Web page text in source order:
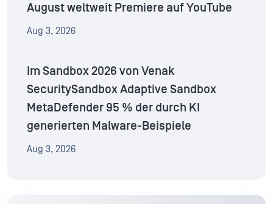
August weltweit Premiere auf YouTube
Aug 3, 2026
Im Sandbox 2026 von Venak
SecuritySandbox Adaptive Sandbox
MetaDefender 95 % der durch KI
generierten Malware-Beispiele
Aug 3, 2026